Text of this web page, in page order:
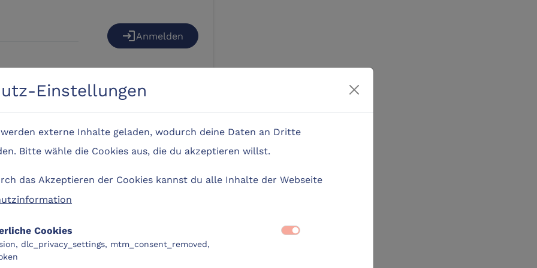
Einstellungen
externe Inhalte geladen, wodurch deine Daten an Dritte
Bitte wähle die Cookies aus, die du akzeptieren willst.
das Akzeptieren der Cookies kannst du alle Inhalte der Webseite
Cookies
dlc_privacy_settings, mtm_consent_removed,
loginAnmelden
loginAnmelden